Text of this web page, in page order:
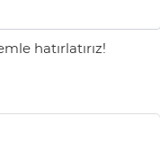
hatırlatırız!